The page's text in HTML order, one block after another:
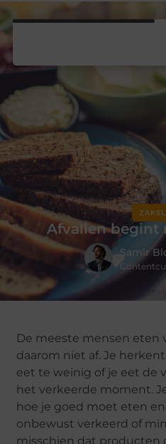
Afvallen begint
Samir
De meeste mensen eten
daarom niet af. Je
eet te weinig of je eet de
het verkeerde moment.
hoe je goed moet eten
onbewust verkeerd of
misschien dat producten